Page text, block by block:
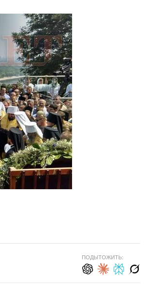
ПОДЫТОЖИТЬ: